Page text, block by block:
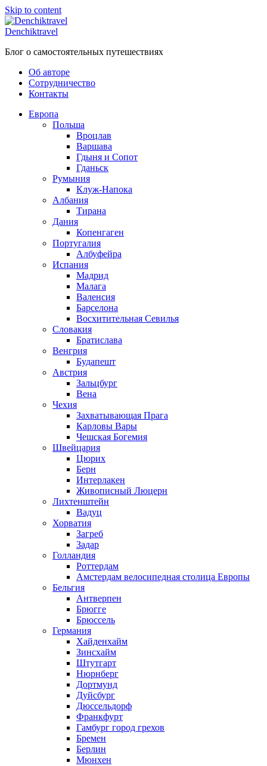
Skip to content
Denchiktravel
Блог о самостоятельных путешествиях
Об авторе
Сотрудничество
Контакты
Европа
Польша
Вроцлав
Варшава
Гдыня и Сопот
Гданьск
Румыния
Клуж-Напока
Албания
Тирана
Дания
Копенгаген
Португалия
Албуфейра
Испания
Мадрид
Малага
Валенсия
Барселона
Восхитительная Севилья
Словакия
Братислава
Венгрия
Будапешт
Австрия
Зальцбург
Вена
Чехия
Захватывающая Прага
Карловы Вары
Чешская Богемия
Швейцария
Цюрих
Берн
Интерлакен
Живописный Люцерн
Лихтенштейн
Вадуц
Хорватия
Загреб
Задар
Голландия
Роттердам
Амстердам велосипедная столица Европы
Бельгия
Антверпен
Брюгге
Брюссель
Германия
Хайденхайм
Зинсхайм
Штутгарт
Нюрнберг
Дортмунд
Дуйсбург
Дюссельдорф
Франкфурт
Гамбург город грехов
Бремен
Берлин
Мюнхен